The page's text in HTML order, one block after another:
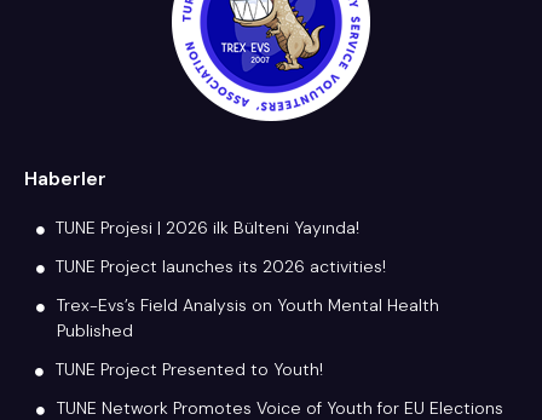
Haberler
TUNE Projesi | 2026 ilk Bülteni Yayında!
TUNE Project launches its 2026 activities!
Trex-Evs’s Field Analysis on Youth Mental Health
Published
TUNE Project Presented to Youth!
TUNE Network Promotes Voice of Youth for EU Elections